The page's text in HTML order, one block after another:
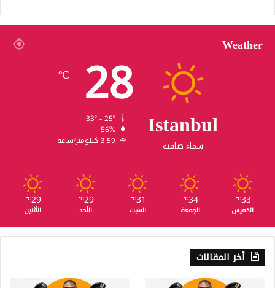
Weather
Istanbul
سماء صافية
28
℃
56%
3.59 كيلومتر/ساعة
33
℃
الخميس
34
℃
الجمعة
31
℃
السبت
29
℃
الأحد
29
℃
الأثنين
أخر المقالات